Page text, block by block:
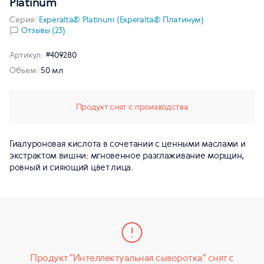
Серия: Experalta® Platinum (Experalta® Платинум)
Отзывы (23)
Гиалуроновая кислота в сочетании с ценными маслами и
экстрактом вишни: мгновенное разглаживание морщин,
ровный и сияющий цвет лица.
Продукт снят с производства
Артикул: #409280
Объем: 50 мл
Продукт "Интеллектуальная сыворотка" снят с